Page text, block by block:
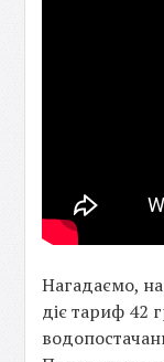
Нагадаємо,
діє тариф 42